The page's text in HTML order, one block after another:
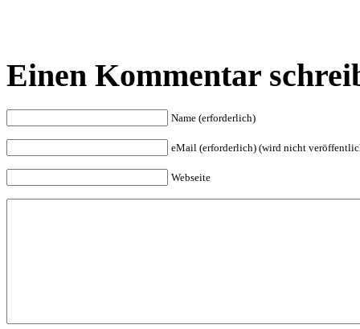
Einen Kommentar
Name (erforderlich)
eMail (erforderlich) (wird nicht
Webseite